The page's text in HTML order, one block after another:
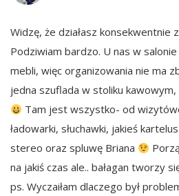
Widzę, że działasz konsekwentnie
Podziwiam bardzo. U nas w
mebli, więc organizowania nie ma
jedna szuflada w stoliku
Tam jest wszystko- od
ładowarki, słuchawki, jakieś
stereo oraz spluwę Briana
na jakiś czas ale.. bałagan tworzy
ps. Wyczaiłam dlaczego był